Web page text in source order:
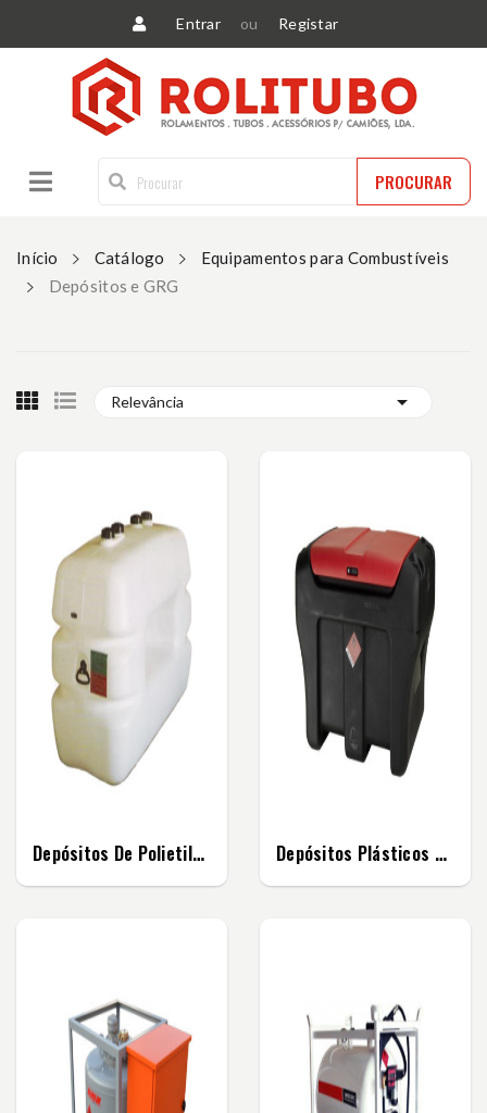
Entrar ou Registar
PROCURAR
Início Catálogo
Equipamentos para Combustíveis
Depósitos e GRG
Relevância 
Depósitos De Polietileno Depósitos Plásticos Para Transporte De Combustível